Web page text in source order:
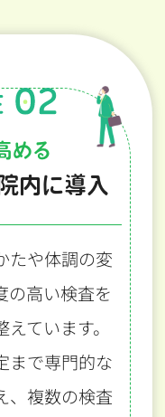
める
内に導入
たや体調の変
の高い検査を
ています。
まで専門的な
複数の検査